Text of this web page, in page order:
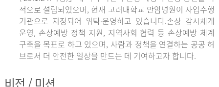
적으로 설립되었으며, 현재 고려대학교 안암병원이 사업수행
기관으로 지정되어 위탁·운영하고 있습니다.손상 감시체계
운영, 손상예방 정책 지원, 지역사회 협력 등 손상예방 체계
구축을 목표로 하고 있으며, 사람과 정책을 연결하는 공공 허
브로서 더 안전한 일상을 만드는 데 기여하고자 합니다.
비전 / 미션